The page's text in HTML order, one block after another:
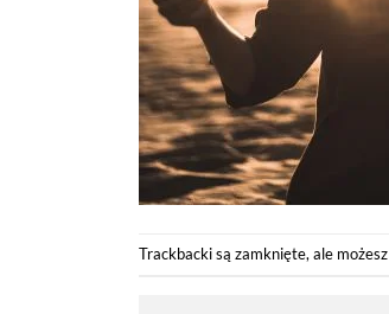
Trackbacki są zamknięte, ale możesz